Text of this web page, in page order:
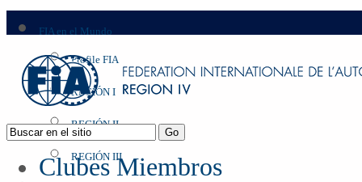
FIA en el Mundo
Profile FIA
REGIÓN I
REGIÓN II
REGIÓN III
Clubes Miembros